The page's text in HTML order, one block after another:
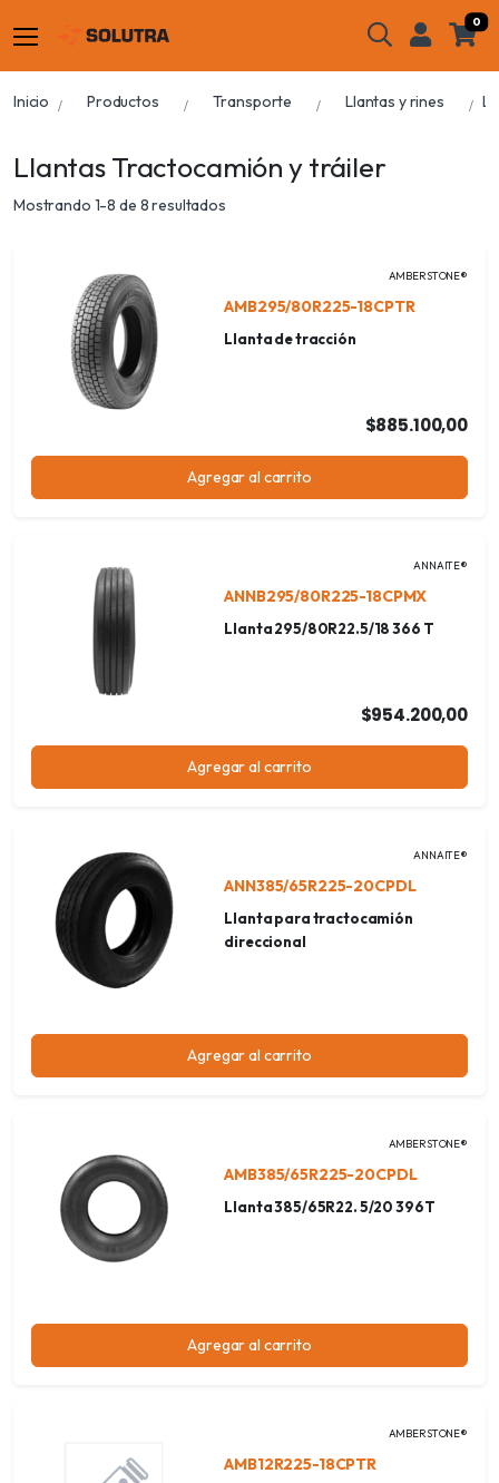
0
Inicio Productos Transporte Llantas y rines
Llantas Tractocamión y tráiler
Mostrando 1-8 de 8 resultados
AMBERSTONE®
AMB295/80R225-18CPTR
Llanta de tracción
$885.100,00
Agregar al carrito
ANNAITE®
ANNB295/80R225-18CPMX
Llanta 295/80R22.5/18 366 T
$954.200,00
Agregar al carrito
ANNAITE®
ANN385/65R225-20CPDL
Llanta para tractocamión
direccional
Agregar al carrito
AMBERSTONE®
AMB385/65R225-20CPDL
Llanta 385/65R22. 5/20 396T
Agregar al carrito
AMBERSTONE®
AMB12R225-18CPTR